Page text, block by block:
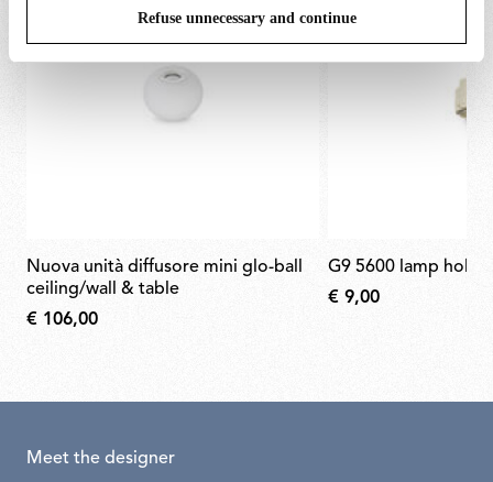
Refuse unnecessary and continue
nuova unità diffusore mini glo-ball
ceiling/wall & table
€ 106,00
g9 5600 lamp
€ 9,00
Meet the designer